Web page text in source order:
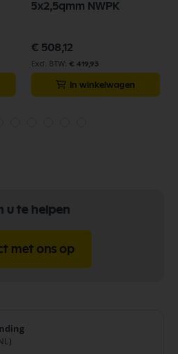
5x2,5qmm NWPK
€ 508,12
€ 419,93
In winkelwagen
u te helpen
met ons op